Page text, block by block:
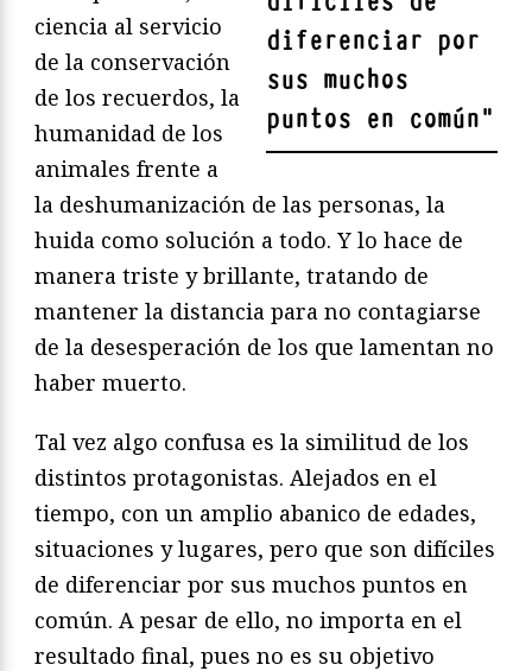
diferenciar por
sus muchos
puntos en común"
ciencia al servicio
de la conservación
de los recuerdos, la
humanidad de los
animales frente a
la deshumanización de las personas, la
huida como solución a todo. Y lo hace de
manera triste y brillante, tratando de
mantener la distancia para no contagiarse
de la desesperación de los que lamentan no
haber muerto.
Tal vez algo confusa es la similitud de los
distintos protagonistas. Alejados en el
tiempo, con un amplio abanico de edades,
situaciones y lugares, pero que son difíciles
de diferenciar por sus muchos puntos en
común. A pesar de ello, no importa en el
resultado final, pues no es su objetivo